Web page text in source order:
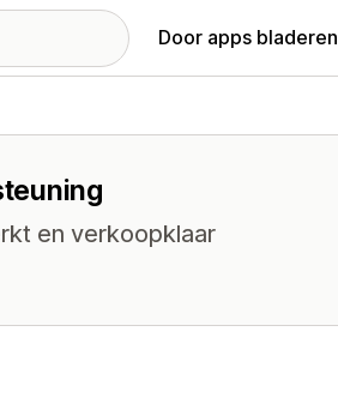
Door apps bladeren
en verkoopklaar